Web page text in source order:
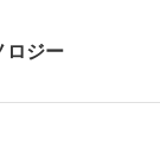
ロジー